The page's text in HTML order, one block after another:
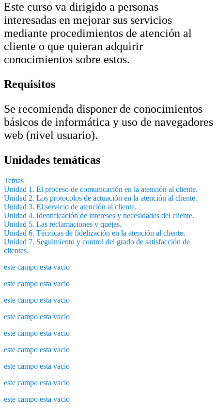
Este curso va dirigido a personas
interesadas en mejorar sus servicios
mediante procedimientos de atención al
cliente o que quieran adquirir
conocimientos sobre estos.
Requisitos
Se recomienda disponer de conocimientos
básicos de informática y uso de navegadores
web (nivel usuario).
Unidades temáticas
Temas
Unidad 1. El proceso de comunicación en la atención al cliente.
Unidad 2. Los protocolos de actuación en la atención al cliente.
Unidad 3. El servicio de atención al cliente.
Unidad 4. Identificación de intereses y necesidades del cliente.
Unidad 5. Las reclamaciones y quejas.
Unidad 6. Técnicas de fidelización en la atención al cliente.
Unidad 7. Seguimiento y control del grado de satisfacción de
clientes.
este campo esta vacio
este campo esta vacio
este campo esta vacio
este campo esta vacio
este campo esta vacio
este campo esta vacio
este campo esta vacio
este campo esta vacio
este campo esta vacio